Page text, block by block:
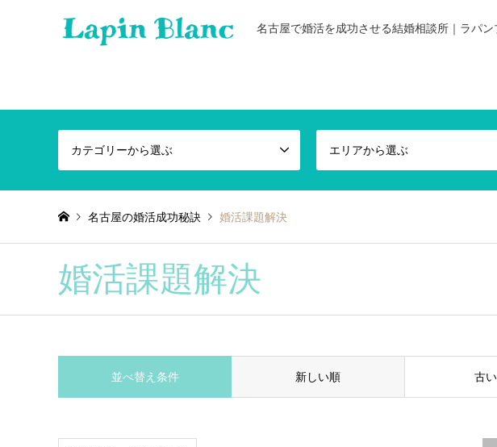
名古屋で婚活を成功させる結婚相談所｜ラパン
カテゴリーから選ぶ エリアから選ぶ
名古屋の婚活成功秘訣 婚活課題解決
婚活課題解決
並べ替え条件 新しい順 古